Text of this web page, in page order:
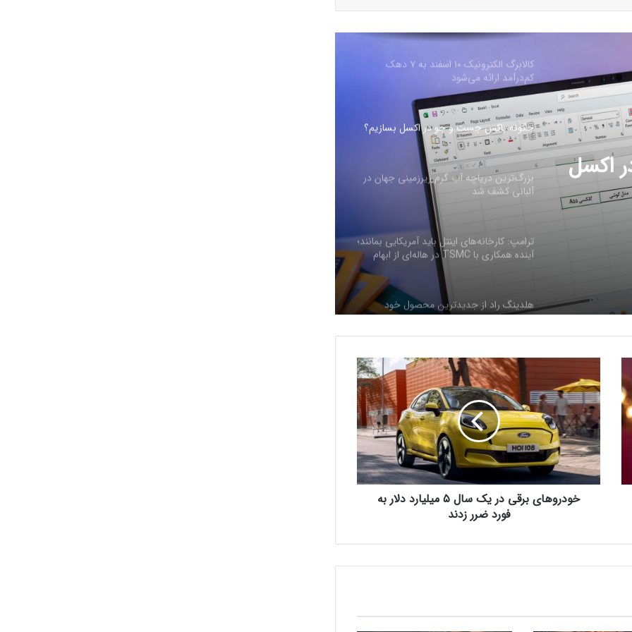
کم‌درآمد ارائه می‌شود
چگونه باکس جست و جو در اکسل بسازیم؟
بزرگ‌ترین دریاچه آب گرم زیرزمینی جهان در
آلبانی کشف شد
ترامپ: کارخانه‌های اینتل باید آمریکایی بمانند؛
آینده همکاری با TSMC در هاله‌ای از ابهام
هلدینگ راد از جدیدترین محصول خود
رونمایی کرد
فرم‌ور باتری در گوشی‌های شیائومی با
سیستم‌عامل HyperOS 2.0 به‌روزرسانی
مخفی دریافت کرد
بیشتر مواد با حرارت‌دادن نرم می‌شوند؛ پس
چرا تخم مرغ سفت می‌شود؟
مایکروسافت پشتیبانی از پردازنده‌های نسل ۱۰
گذاشت؛ پایانی بر عصر کامت‌لیک
نسل جدید مانیتور استودیو دیسپلی اپل سال
همراه اول | مودم‌های رومیزی 5G انتخاب اول
و
د
ر
و
ه
ا
ی
ب
د
ا
خودروهای برقی در یک سال ۵ میلیارد دلار به
فورد ضرر زدند